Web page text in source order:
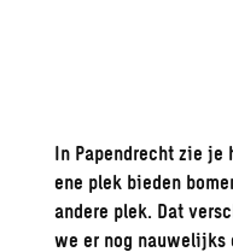
In Papendrecht zie je
ene plek bieden
andere plek. Dat
we er nog nauwelijks